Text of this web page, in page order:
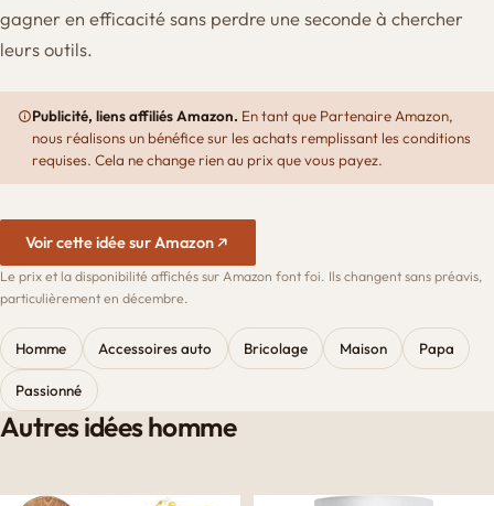
gagner en efficacité sans perdre une seconde à chercher
leurs outils.
Publicité, liens affiliés Amazon. En tant que Partenaire Amazon,
nous réalisons un bénéfice sur les achats remplissant les conditions
requises. Cela ne change rien au prix que vous payez.
Voir cette idée sur Amazon
Le prix et la disponibilité affichés sur Amazon font foi. Ils changent sans préavis,
particulièrement en décembre.
Homme Accessoires auto Bricolage Maison Papa
Passionné
Autres idées homme